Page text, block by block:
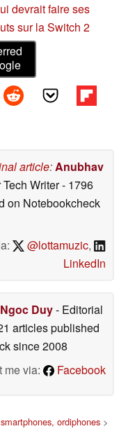
devrait faire ses
sur la Switch 2
article:Anubhav
Writer- 1796
on Notebookcheck
@lottamuzic,
LinkedIn
Duy- Editorial
articles published
since 2008
me via:
Facebook
ordiphones >